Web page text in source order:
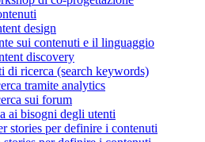
design
sui contenuti e il linguaggio
discovery
di ricerca (search keywords)
tramite analytics
sui forum
ai bisogni degli utenti
stories per definire i contenuti